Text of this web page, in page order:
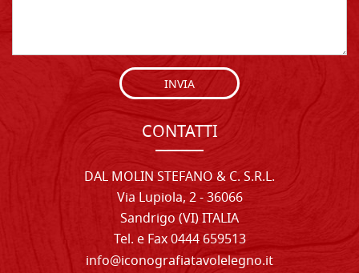
INVIA
CONTATTI
DAL MOLIN STEFANO & C. S.R.L.
Via Lupiola, 2 - 36066
Sandrigo (VI) ITALIA
Tel. e Fax 0444 659513
info@iconografiatavolelegno.it